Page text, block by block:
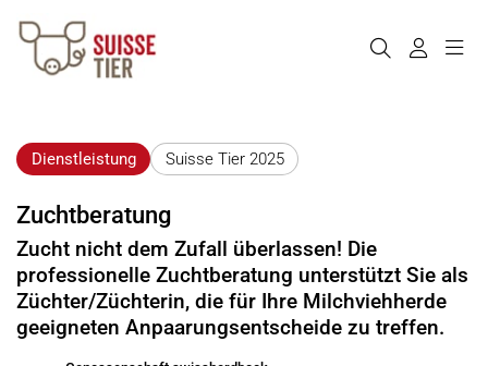
Dienstleistung Suisse Tier 2025
Zuchtberatung
Zucht nicht dem Zufall überlassen! Die
professionelle Zuchtberatung unterstützt Sie als
Züchter/Züchterin, die für Ihre Milchviehherde
geeigneten Anpaarungsentscheide zu treffen.